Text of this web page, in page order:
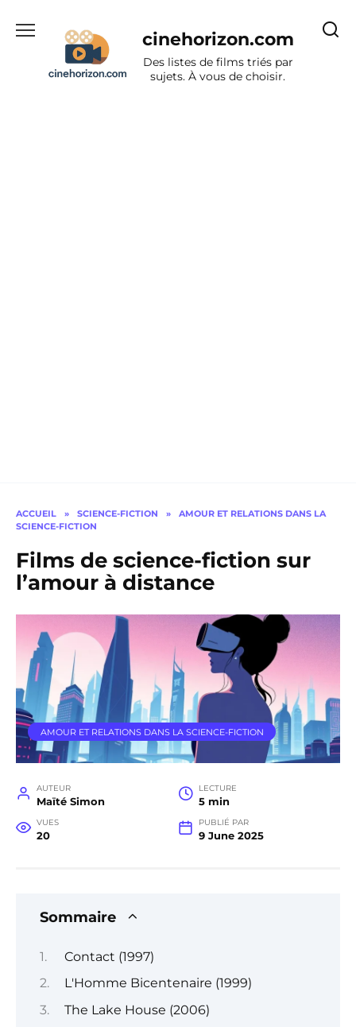
cinehorizon.com
Des listes de films triés par
sujets. À vous de choisir.
ACCUEIL » SCIENCE-FICTION »
AMOUR ET RELATIONS DANS LA
SCIENCE-FICTION
Films de science-fiction sur
l’amour à distance
AMOUR ET RELATIONS DANS LA SCIENCE-FICTION
AUTEUR
Maïté Simon
LECTURE
5 min
VUES
20
PUBLIÉ PAR
9 June 2025
Sommaire
Contact (1997)
L'Homme Bicentenaire (1999)
The Lake House (2006)